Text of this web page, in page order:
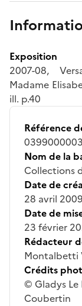
Exposition
2007-08,
Madame
ill. p.40
Référence
Nom de la
Collections
Date de
28 avril 2009
Date de
23 février
Rédacteur
Montalbetti
Crédits
© Gladys
Coubertin